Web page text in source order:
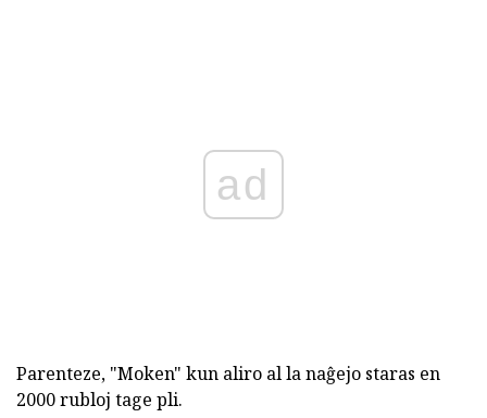
ad
Parenteze, "Moken" kun aliro al la naĝejo staras en
2000 rubloj tage pli.